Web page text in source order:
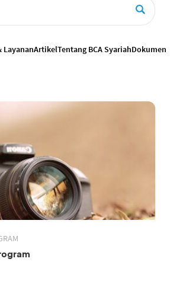
LayananArtikelTentang BCA SyariahDokumen